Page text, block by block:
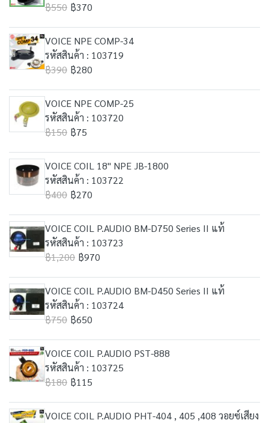
฿550 ฿370
VOICE NPE COMP-34
รหัสสินค้า : 103719
฿390 ฿280
VOICE NPE COMP-25
รหัสสินค้า : 103720
฿150 ฿75
VOICE COIL 18" NPE JB-1800
รหัสสินค้า : 103722
฿400 ฿270
VOICE COIL P.AUDIO BM-D750 Series II แท้
รหัสสินค้า : 103723
฿1,200 ฿970
VOICE COIL P.AUDIO BM-D450 Series II แท้
รหัสสินค้า : 103724
฿750 ฿650
VOICE COIL P.AUDIO PST-888
รหัสสินค้า : 103725
฿180 ฿115
VOICE COIL P.AUDIO PHT-404 , 405 ,408 วอยซ์เสียง